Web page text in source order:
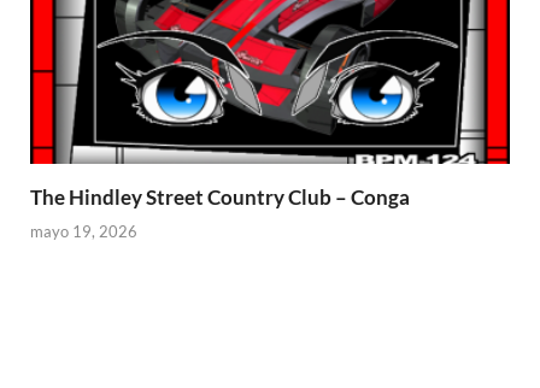
The Hindley Street Country Club – Conga
mayo 19, 2026